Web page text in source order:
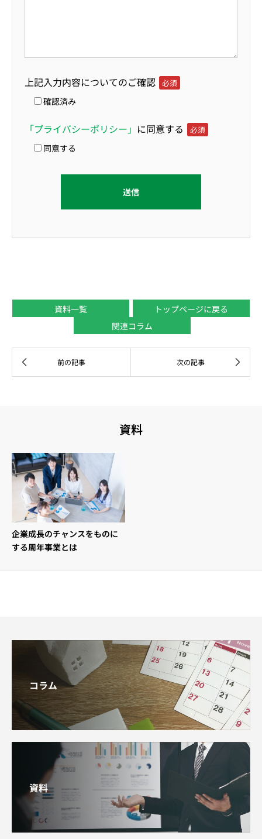
上記入力内容についてのご確認 必須
確認済み
「プライバシーポリシー」 に同意する 必須
同意する
資料一覧
トップページに戻る
関連コラム
資料
企業成長のチャンスをものに
する周年事業とは
コラム
資料